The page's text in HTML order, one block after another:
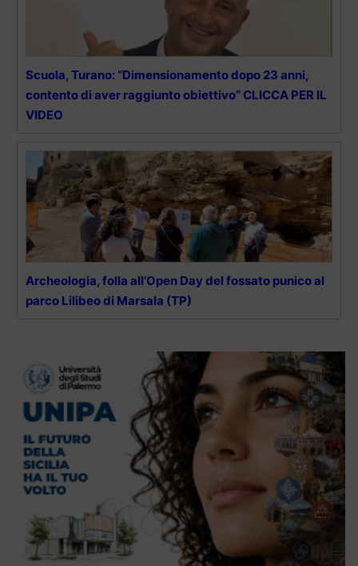
Scuola, Turano: “Dimensionamento dopo 23 anni,
contento di aver raggiunto obiettivo” CLICCA PER IL
VIDEO
Archeologia, folla all’Open Day del fossato punico al
parco Lilibeo di Marsala (TP)